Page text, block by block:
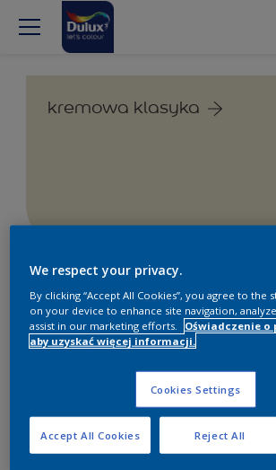
kremowa klasyka
Farby białe i kolorowe
wnętrz i na zewnątrz
Filter
We respect your privacy.
By clicking “Accept All Cookies”, you agree to the
on your device to enhance site navigation,
assist in our marketing efforts.
Oświadczenie o
aby uzyskać więcej informacji.
Cookies Settings
Reject All
Accept All Cookies